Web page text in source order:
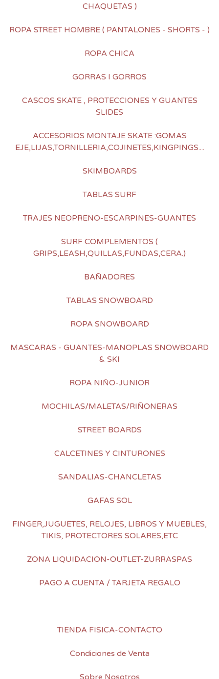
CHAQUETAS )
ROPA STREET HOMBRE ( PANTALONES - SHORTS - )
ROPA CHICA
GORRAS I GORROS
CASCOS SKATE , PROTECCIONES Y GUANTES
SLIDES
ACCESORIOS MONTAJE SKATE :GOMAS
EJE,LIJAS,TORNILLERIA,COJINETES,KINGPINGS....
SKIMBOARDS
TABLAS SURF
TRAJES NEOPRENO-ESCARPINES-GUANTES
SURF COMPLEMENTOS (
GRIPS,LEASH,QUILLAS,FUNDAS,CERA.)
BAÑADORES
TABLAS SNOWBOARD
ROPA SNOWBOARD
MASCARAS - GUANTES-MANOPLAS SNOWBOARD
& SKI
ROPA NIÑO-JUNIOR
MOCHILAS/MALETAS/RIÑONERAS
STREET BOARDS
CALCETINES Y CINTURONES
SANDALIAS-CHANCLETAS
GAFAS SOL
FINGER,JUGUETES, RELOJES, LIBROS Y MUEBLES,
TIKIS, PROTECTORES SOLARES,ETC
ZONA LIQUIDACION-OUTLET-ZURRASPAS
PAGO A CUENTA / TARJETA REGALO
TIENDA FISICA-CONTACTO
Condiciones de Venta
Sobre Nosotros